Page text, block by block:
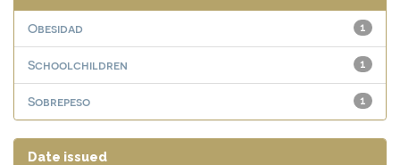
1
Obesidad
1
Schoolchildren
1
Sobrepeso
Date issued